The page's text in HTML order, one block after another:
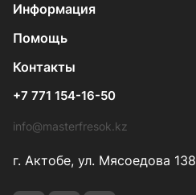
Информация
Помощь
Контакты
+7 771 154-16-50
info@masterfresok.kz
г. Актобе, ул. Мясоедова 138